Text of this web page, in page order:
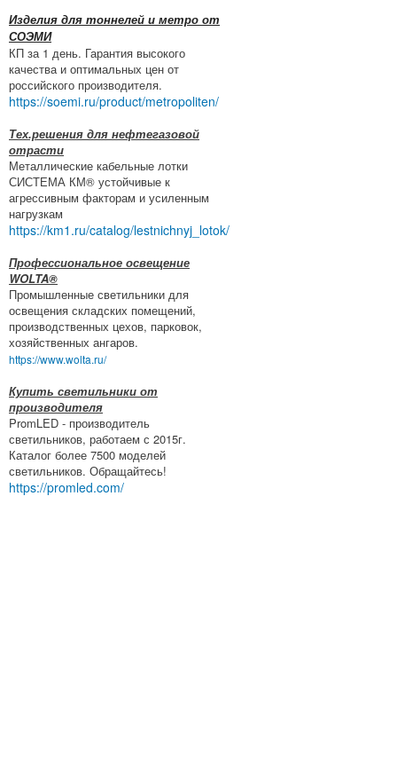
Изделия для тоннелей и метро от
СОЭМИ
КП за 1 день. Гарантия высокого
качества и оптимальных цен от
российского производителя.
https://soemi.ru/product/metropoliten/
Тех.решения для нефтегазовой
отрасти
Металлические кабельные лотки
СИСТЕМА КМ® устойчивые к
агрессивным факторам и усиленным
нагрузкам
https://km1.ru/catalog/lestnichnyj_lotok/
Профессиональное освещение
WOLTA®
Промышленные светильники для
освещения складских помещений,
производственных цехов, парковок,
хозяйственных ангаров.
https://www.wolta.ru/
Купить светильники от
производителя
PromLED - производитель
светильников, работаем с 2015г.
Каталог более 7500 моделей
светильников. Обращайтесь!
https://promled.com/